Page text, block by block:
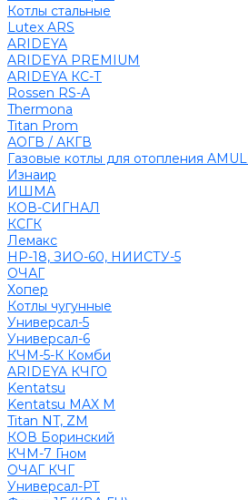
Котлы стальные
Lutex ARS
ARIDEYA
ARIDEYA PREMIUM
ARIDEYA КС-Т
Rossen RS-A
Thermona
Titan Prom
АОГВ / АКГВ
Газовые котлы для отопления
Изнаир
ИШМА
КОВ-СИГНАЛ
КСГК
Лемакс
НР-18, ЗИО-60, НИИСТУ-5
ОЧАГ
Хопер
Котлы чугунные
Универсал-5
Универсал-6
КЧМ-5-К Комби
ARIDEYA КЧГО
Kentatsu
Kentatsu MAX M
Titan NT, ZM
КОВ Боринский
КЧМ-7 Гном
ОЧАГ КЧГ
Универсал-РТ